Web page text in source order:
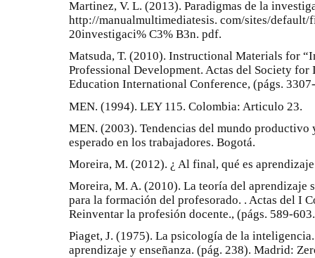
Martinez, V. L. (2013). Paradigmas de la
http://manualmultimediatesis. com/sites/default/
20investigaci% C3% B3n. pdf.
Matsuda, T. (2010). Instructional Materials for
Professional Development. Actas del Society
Education International Conference, (págs.
MEN. (1994). LEY 115. Colombia: Articulo 23.
MEN. (2003). Tendencias del mundo
esperado en los trabajadores. Bogotá.
Moreira, M. (2012). ¿ Al final, qué es
Moreira, M. A. (2010). La teoría del aprendizaje
para la formación del profesorado. . Actas del I
Reinventar la profesión docente., (págs. 589-
Piaget, J. (1975). La psicología de la
aprendizaje y enseñanza. (pág. 238). Madrid: